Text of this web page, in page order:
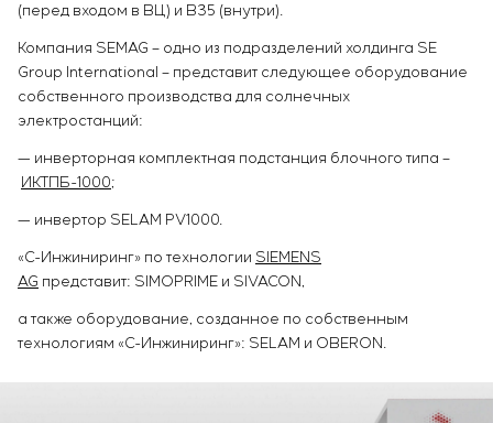
(перед входом в ВЦ) и В35 (внутри).
Компания SEMAG – одно из подразделений холдинга SE
Group International – представит следующее оборудование
собственного производства для солнечных
электростанций:
— инверторная комплектная подстанция блочного типа –
ИКТПБ-1000;
— инвертор SELAM PV1000.
«С-Инжиниринг» по технологии SIEMENS
AG представит: SIMOPRIME и SIVACON,
а также оборудование, созданное по собственным
технологиям «С-Инжиниринг»: SELAM и OBERON.